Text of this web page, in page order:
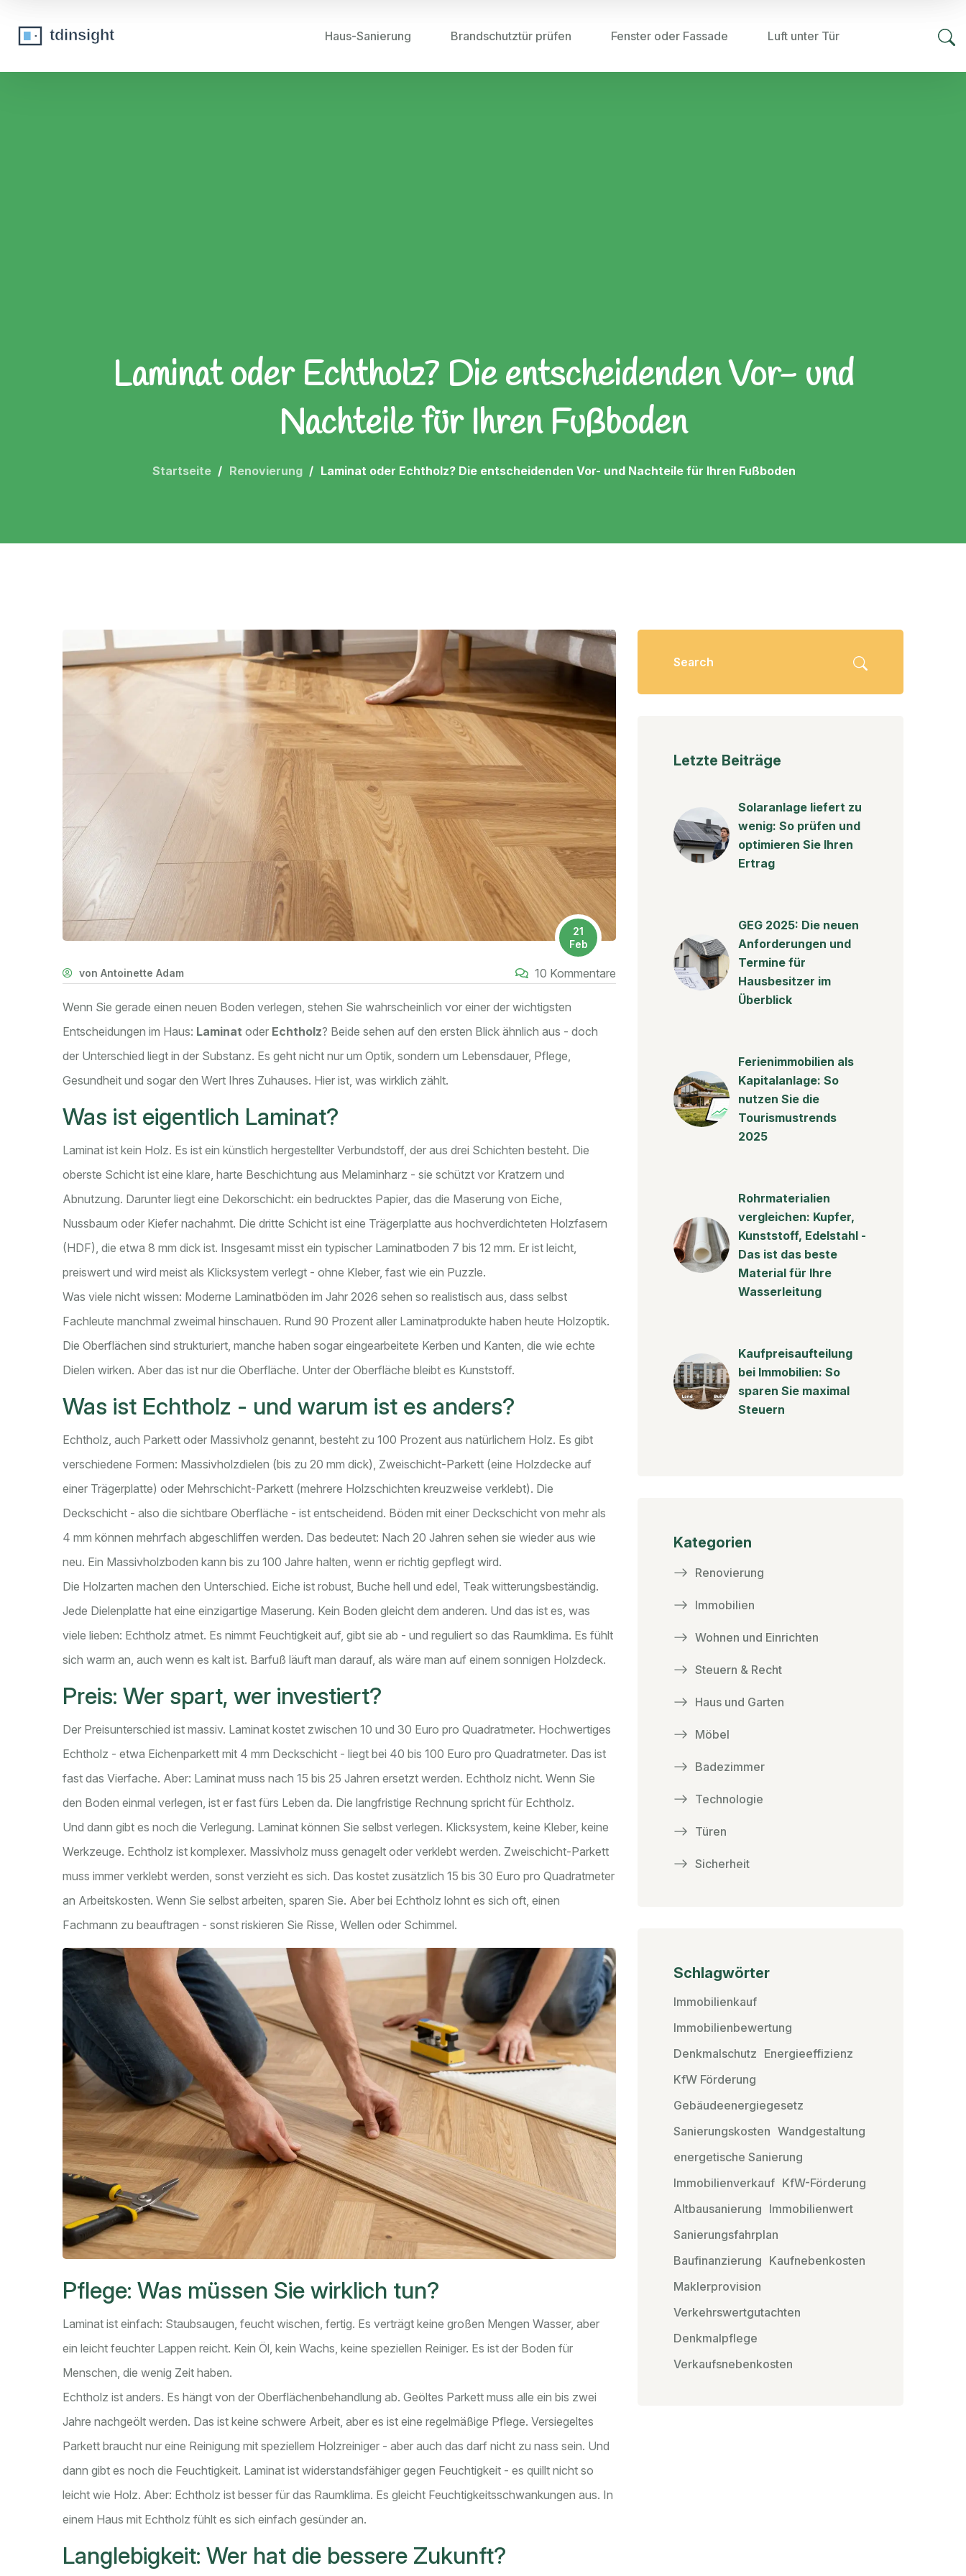
Haus-Sanierung Brandschutztür prüfen Fenster oder Fassade Luft unter Tür
Laminat oder Echtholz? Die entscheidenden Vor- und
Nachteile für Ihren Fußboden
Startseite Renovierung Laminat oder Echtholz? Die entscheidenden Vor- und Nachteile für Ihren Fußboden
21
Feb
von Antoinette Adam 10 Kommentare
Wenn Sie gerade einen neuen Boden verlegen, stehen Sie wahrscheinlich vor einer der wichtigsten
Entscheidungen im Haus: Laminat oder Echtholz? Beide sehen auf den ersten Blick ähnlich aus - doch
der Unterschied liegt in der Substanz. Es geht nicht nur um Optik, sondern um Lebensdauer, Pflege,
Gesundheit und sogar den Wert Ihres Zuhauses. Hier ist, was wirklich zählt.
Was ist eigentlich Laminat?
Laminat ist kein Holz. Es ist ein künstlich hergestellter Verbundstoff, der aus drei Schichten besteht. Die
oberste Schicht ist eine klare, harte Beschichtung aus Melaminharz - sie schützt vor Kratzern und
Abnutzung. Darunter liegt eine Dekorschicht: ein bedrucktes Papier, das die Maserung von Eiche,
Nussbaum oder Kiefer nachahmt. Die dritte Schicht ist eine Trägerplatte aus hochverdichteten Holzfasern
(HDF), die etwa 8 mm dick ist. Insgesamt misst ein typischer Laminatboden 7 bis 12 mm. Er ist leicht,
preiswert und wird meist als Klicksystem verlegt - ohne Kleber, fast wie ein Puzzle.
Was viele nicht wissen: Moderne Laminatböden im Jahr 2026 sehen so realistisch aus, dass selbst
Fachleute manchmal zweimal hinschauen. Rund 90 Prozent aller Laminatprodukte haben heute Holzoptik.
Die Oberflächen sind strukturiert, manche haben sogar eingearbeitete Kerben und Kanten, die wie echte
Dielen wirken. Aber das ist nur die Oberfläche. Unter der Oberfläche bleibt es Kunststoff.
Was ist Echtholz - und warum ist es anders?
Echtholz, auch Parkett oder Massivholz genannt, besteht zu 100 Prozent aus natürlichem Holz. Es gibt
verschiedene Formen: Massivholzdielen (bis zu 20 mm dick), Zweischicht-Parkett (eine Holzdecke auf
einer Trägerplatte) oder Mehrschicht-Parkett (mehrere Holzschichten kreuzweise verklebt). Die
Deckschicht - also die sichtbare Oberfläche - ist entscheidend. Böden mit einer Deckschicht von mehr als
4 mm können mehrfach abgeschliffen werden. Das bedeutet: Nach 20 Jahren sehen sie wieder aus wie
neu. Ein Massivholzboden kann bis zu 100 Jahre halten, wenn er richtig gepflegt wird.
Die Holzarten machen den Unterschied. Eiche ist robust, Buche hell und edel, Teak witterungsbeständig.
Jede Dielenplatte hat eine einzigartige Maserung. Kein Boden gleicht dem anderen. Und das ist es, was
viele lieben: Echtholz atmet. Es nimmt Feuchtigkeit auf, gibt sie ab - und reguliert so das Raumklima. Es fühlt
sich warm an, auch wenn es kalt ist. Barfuß läuft man darauf, als wäre man auf einem sonnigen Holzdeck.
Preis: Wer spart, wer investiert?
Der Preisunterschied ist massiv. Laminat kostet zwischen 10 und 30 Euro pro Quadratmeter. Hochwertiges
Echtholz - etwa Eichenparkett mit 4 mm Deckschicht - liegt bei 40 bis 100 Euro pro Quadratmeter. Das ist
fast das Vierfache. Aber: Laminat muss nach 15 bis 25 Jahren ersetzt werden. Echtholz nicht. Wenn Sie
den Boden einmal verlegen, ist er fast fürs Leben da. Die langfristige Rechnung spricht für Echtholz.
Und dann gibt es noch die Verlegung. Laminat können Sie selbst verlegen. Klicksystem, keine Kleber, keine
Werkzeuge. Echtholz ist komplexer. Massivholz muss genagelt oder verklebt werden. Zweischicht-Parkett
muss immer verklebt werden, sonst verzieht es sich. Das kostet zusätzlich 15 bis 30 Euro pro Quadratmeter
an Arbeitskosten. Wenn Sie selbst arbeiten, sparen Sie. Aber bei Echtholz lohnt es sich oft, einen
Fachmann zu beauftragen - sonst riskieren Sie Risse, Wellen oder Schimmel.
Pflege: Was müssen Sie wirklich tun?
Laminat ist einfach: Staubsaugen, feucht wischen, fertig. Es verträgt keine großen Mengen Wasser, aber
ein leicht feuchter Lappen reicht. Kein Öl, kein Wachs, keine speziellen Reiniger. Es ist der Boden für
Menschen, die wenig Zeit haben.
Echtholz ist anders. Es hängt von der Oberflächenbehandlung ab. Geöltes Parkett muss alle ein bis zwei
Jahre nachgeölt werden. Das ist keine schwere Arbeit, aber es ist eine regelmäßige Pflege. Versiegeltes
Parkett braucht nur eine Reinigung mit speziellem Holzreiniger - aber auch das darf nicht zu nass sein. Und
dann gibt es noch die Feuchtigkeit. Laminat ist widerstandsfähiger gegen Feuchtigkeit - es quillt nicht so
leicht wie Holz. Aber: Echtholz ist besser für das Raumklima. Es gleicht Feuchtigkeitsschwankungen aus. In
einem Haus mit Echtholz fühlt es sich einfach gesünder an.
Langlebigkeit: Wer hat die bessere Zukunft?
Letzte Beiträge
Solaranlage liefert zu
wenig: So prüfen und
optimieren Sie Ihren
Ertrag
GEG 2025: Die neuen
Anforderungen und
Termine für
Hausbesitzer im
Überblick
Ferienimmobilien als
Kapitalanlage: So
nutzen Sie die
Tourismustrends
2025
Rohrmaterialien
vergleichen: Kupfer,
Kunststoff, Edelstahl -
Das ist das beste
Material für Ihre
Wasserleitung
Kaufpreisaufteilung
bei Immobilien: So
sparen Sie maximal
Steuern
Kategorien
Renovierung
Immobilien
Wohnen und Einrichten
Steuern & Recht
Haus und Garten
Möbel
Badezimmer
Technologie
Türen
Sicherheit
Schlagwörter
Immobilienkauf
Immobilienbewertung
Denkmalschutz Energieeffizienz
KfW Förderung
Gebäudeenergiegesetz
Sanierungskosten Wandgestaltung
energetische Sanierung
Immobilienverkauf KfW-Förderung
Altbausanierung Immobilienwert
Sanierungsfahrplan
Baufinanzierung Kaufnebenkosten
Maklerprovision
Verkehrswertgutachten
Denkmalpflege
Verkaufsnebenkosten